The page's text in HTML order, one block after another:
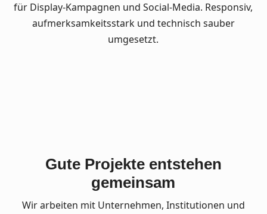
für Display-Kampagnen und Social-Media. Responsiv,
aufmerksamkeitsstark und technisch sauber
umgesetzt.
Gute Projekte entstehen
gemeinsam
Wir arbeiten mit Unternehmen, Institutionen und